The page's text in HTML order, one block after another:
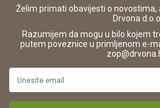
42821181683
16280
https://www.drvona.hr/
POREZNI BROJ:
Korištenje kolačića
Pravo na odustajanje i jednostrani
Reklamacije
Plaćanje karticama
Želim primati obavijesti o novostima,
Drvona d.o.o.
Razumijem da mogu u bilo kojem
putem poveznice u primljenom e-